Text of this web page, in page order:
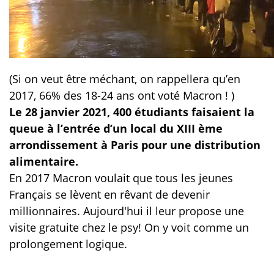
(Si on veut être méchant, on rappellera qu’en
2017, 66% des 18-24 ans ont voté Macron ! )
Le 28 janvier 2021, 400 étudiants faisaient la
queue à l’entrée d’un local du XIII ème
arrondissement à Paris pour une distribution
alimentaire.
En 2017 Macron voulait que tous les jeunes
Français se lèvent en rêvant de devenir
millionnaires. Aujourd'hui il leur propose une
visite gratuite chez le psy! On y voit comme un
prolongement logique.